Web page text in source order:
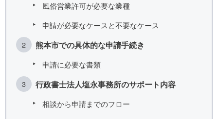
風俗営業許可が必要な業種
申請が必要なケースと不要なケース
熊本市での具体的な申請手続き
申請に必要な書類
行政書士法人塩永事務所のサポート内容
相談から申請までのフロー